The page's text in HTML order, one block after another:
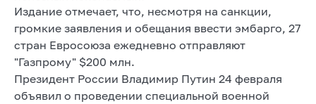
Издание отмечает, что, несмотря на санкции,
громкие заявления и обещания ввести эмбарго, 27
стран Евросоюза ежедневно отправляют
"Газпрому" $200 млн.
Президент России Владимир Путин 24 февраля
объявил о проведении специальной военной